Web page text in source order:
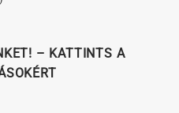
– KATTINTS A